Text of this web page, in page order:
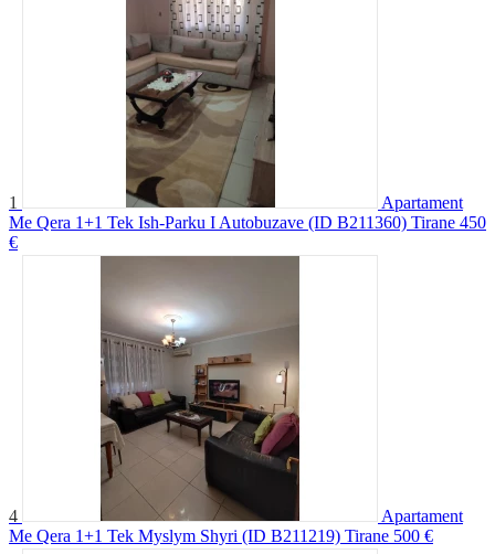
1
Apartament
Me Qera 1+1 Tek Ish-Parku I Autobuzave (ID B211360) Tirane 450
€
4
Apartament
Me Qera 1+1 Tek Myslym Shyri (ID B211219) Tirane 500 €